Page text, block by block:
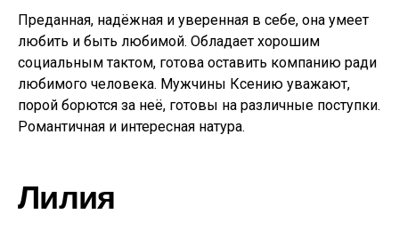
Преданная, надёжная и уверенная в себе, она умеет
любить и быть любимой. Обладает хорошим
социальным тактом, готова оставить компанию ради
любимого человека. Мужчины Ксению уважают,
порой борются за неё, готовы на различные поступки.
Романтичная и интересная натура.
Лилия